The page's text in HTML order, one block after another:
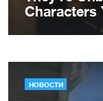
НОВОСТИ